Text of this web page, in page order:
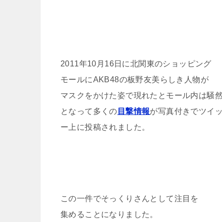
2011年10月16日に北関東のショッピング
モールにAKB48の板野友美らしき人物が
マスクをかけた姿で現れたとモール内は騒
となって多くの 目撃情報が写真付きでツイ
ー上に投稿されました。
この一件でそっくりさんとして注目を
集めることになりました。